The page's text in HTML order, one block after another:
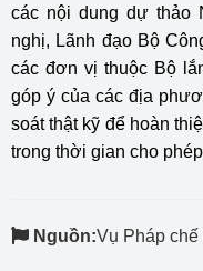
các nội dung dự thảo
nghị, Lãnh đạo Bộ
các đơn vị thuộc Bộ
góp ý của các địa
soát thật kỹ để hoàn
trong thời gian cho
Nguồn:Vụ Pháp chế